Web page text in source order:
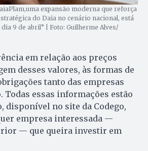
expansão moderna que reforça
do Daia no cenário nacional, está
9 de abril” | Foto: Guilherme Alves/
em relação aos preços
desses valores, às formas de
tanto das empresas
Todas essas informações estão
disponível no site da Codego,
empresa interessada —
— que queira investir em